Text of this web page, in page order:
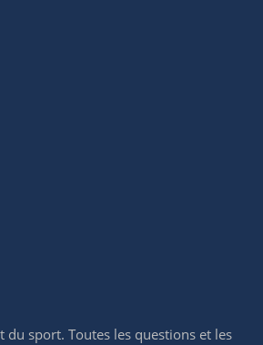
du sport. Toutes les questions et les